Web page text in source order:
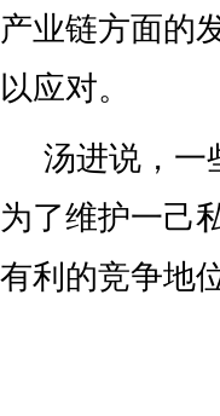
产业链方面的
以应对。
汤进说，一
为了维护一己
有利的竞争地